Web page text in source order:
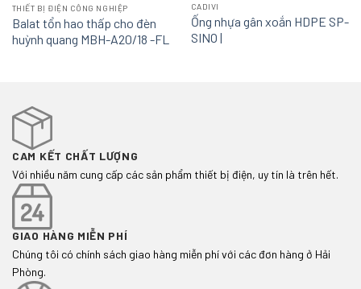
THIẾT BỊ ĐIỆN CÔNG NGHIỆP
Balat tổn hao thấp cho đèn
huỳnh quang MBH-A20/18 -FL
CADIVI
Ống nhựa gân xoắn HDPE SP-
SINO |
CAM KẾT CHẤT LƯỢNG
Với nhiều năm cung cấp các sản phẩm thiết bị điện, uy tín là trên hết.
GIAO HÀNG MIỄN PHÍ
Chúng tôi có chính sách giao hàng miễn phí với các đơn hàng ở Hải
Phòng.